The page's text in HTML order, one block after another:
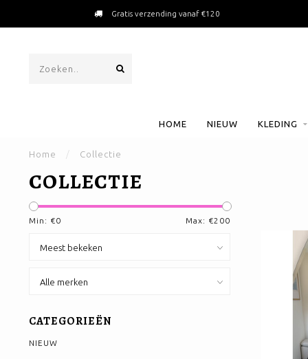
Packed with love
HOME NIEUW KLEDING
Home / Collectie
COLLECTIE
Min: €0 Max: €200
CATEGORIEËN
NIEUW